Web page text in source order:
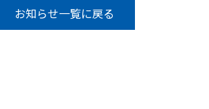
お知らせ一覧に戻る